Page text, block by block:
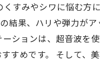
すみやシワに悩む方
結果、ハリや弾力が
ションは、超音波を
すめです。 そして、